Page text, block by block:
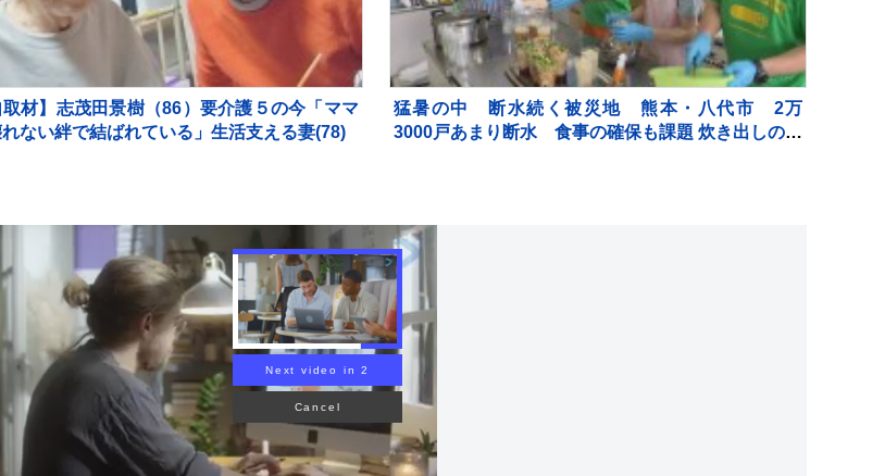
取材】志茂田景樹（86）要介護５の今「ママ
れない絆で結ばれている」生活支える妻(78)
猛暑の中 断水続く被災地 熊本・八代市 2万
3000戸あまり断水 食事の確保も課題 炊き出しの現
Next video in 1
Cancel